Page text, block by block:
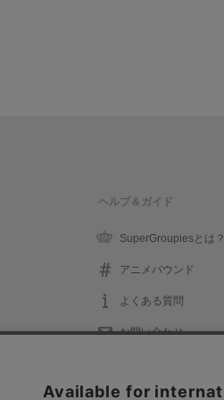
ヘルプ＆ガイド
SuperGroupiesとは？
アニメバウンド
よくある質問
お問い合わせ